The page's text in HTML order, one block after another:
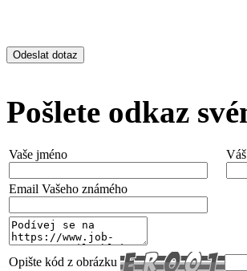
Pošlete odkaz
Vaše jméno
Email Vašeho známého
Opište kód z obrázku